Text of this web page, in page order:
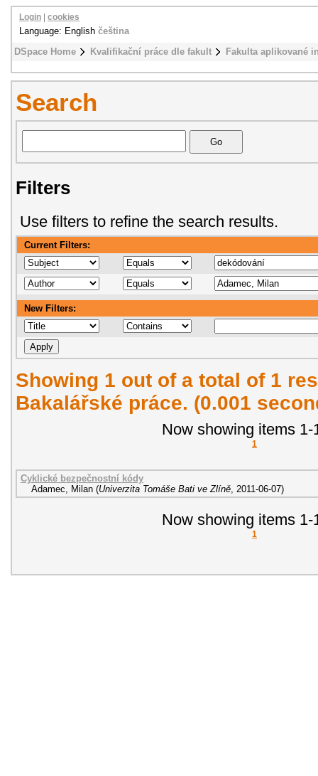
DSpace Home Kvalifikační práce dle fakult Fakulta aplikované
Login cookies
Language: English čeština
Search
Filters
Use filters to refine the search results.
Current Filters:
New Filters:
Showing 1 out of a total of 1
Bakalářské práce. (0.001
Now showing items 1-
1
Cyklické bezpečnostní kódy
Adamec, Milan (Univerzita Tomáše Bati ve Zlíně, 2011-06-07)
Now showing items 1-
1